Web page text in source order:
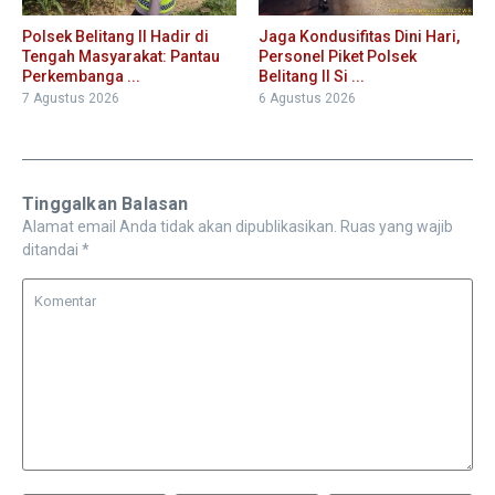
Polsek Belitang II Hadir di
Tengah Masyarakat: Pantau
Perkembanga ...
7 Agustus 2026
Jaga Kondusifitas Dini Hari,
Personel Piket Polsek
Belitang II Si ...
6 Agustus 2026
Tinggalkan Balasan
Alamat email Anda tidak akan dipublikasikan. Ruas yang wajib
ditandai *